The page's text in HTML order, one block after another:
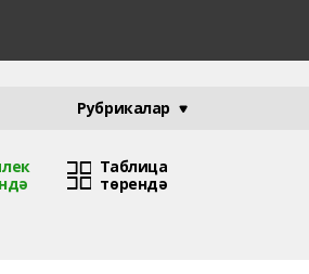
Рубрикалар
Таблица
төрендә